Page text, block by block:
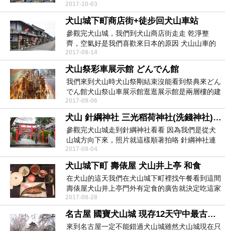
梯...
2017-10-03
犬山城下町商店街+徒步回犬山車站
參觀完犬山城，我們到犬山商店街走走 乾淨整
齊，空氣好是我們喜歡來日本的原因 犬山山車的
倉庫耶商店下午...
2017-09-14
犬山祭彩車展示館 どんでん館
我們來到犬山時犬山祭剛結束沒能看到祭典來どん
でん館犬山祭山車展示館逛逛展示館是兩層樓的建
築 彩車的照...
2017-09-06
犬山 針綱神社 三光稻荷神社(洗錢神社) 犬山神社
參觀完犬山城走到針綱神社看看 因為我們是從犬
山城方向下來，照片就這樣順著拍咯 針綱神社連
接三光稻荷...
2017-09-04
犬山城下町 壽俵屋 犬山井上亭 和食
在犬山的這天我們在犬山城下町裡找午餐看到這間
壽俵屋犬山井上亭門外有定食的廣告就決定吃這家
咯 餐廳有榻...
2017-08-28
名古屋 國寶犬山城 現存12天守中最古老的天守閣
來到名古屋一定不能錯過犬山城雖然犬山城現在只